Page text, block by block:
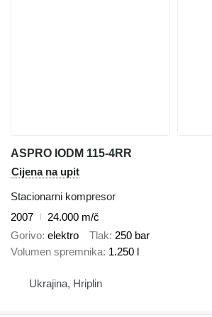
ASPRO IODM 115-4RR
Cijena na upit
Stacionarni kompresor
2007
24.000 m/č
Gorivo elektro Tlak 250 bar
Volumen spremnika 1.250 l
Ukrajina, Hriplin